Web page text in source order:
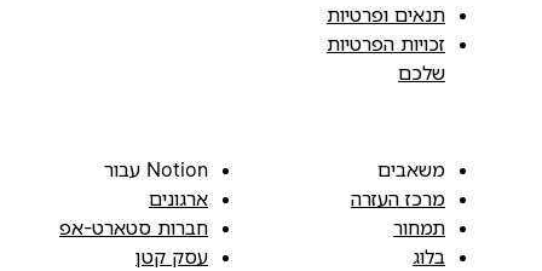
תנאים ופרטיות
זכויות הפרטיות
שלכם
משאבים
מרכז העזרה
תמחור
בלוג
Notion עבור
ארגונים
חברות סטארט-אפ
עסק קטן